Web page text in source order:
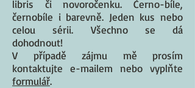
libris či novoročenku. Černo-bíle,
černobíle i barevně. Jeden kus nebo
celou sérii. Všechno se dá
dohodnout!
V případě zájmu mě prosím
kontaktujte e-mailem nebo vyplňte
formulář.